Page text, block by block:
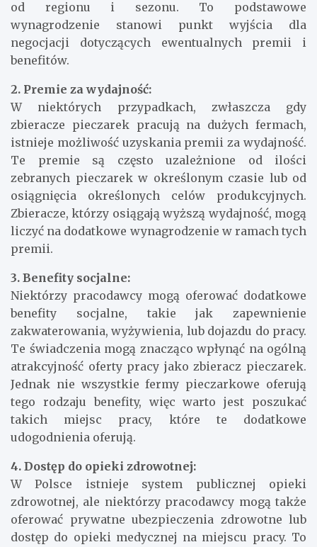
stawek rynkowych i może się różnić w zależności
od regionu i sezonu. To podstawowe
wynagrodzenie stanowi punkt wyjścia dla
negocjacji dotyczących ewentualnych premii i
benefitów.
2. Premie za wydajność:
W niektórych przypadkach, zwłaszcza gdy
zbieracze pieczarek pracują na dużych fermach,
istnieje możliwość uzyskania premii za wydajność.
Te premie są często uzależnione od ilości
zebranych pieczarek w określonym czasie lub od
osiągnięcia określonych celów produkcyjnych.
Zbieracze, którzy osiągają wyższą wydajność, mogą
liczyć na dodatkowe wynagrodzenie w ramach tych
premii.
3. Benefity socjalne:
Niektórzy pracodawcy mogą oferować dodatkowe
benefity socjalne, takie jak zapewnienie
zakwaterowania, wyżywienia, lub dojazdu do pracy.
Te świadczenia mogą znacząco wpłynąć na ogólną
atrakcyjność oferty pracy jako zbieracz pieczarek.
Jednak nie wszystkie fermy pieczarkowe oferują
tego rodzaju benefity, więc warto jest poszukać
takich miejsc pracy, które te dodatkowe
udogodnienia oferują.
4. Dostęp do opieki zdrowotnej:
W Polsce istnieje system publicznej opieki
zdrowotnej, ale niektórzy pracodawcy mogą także